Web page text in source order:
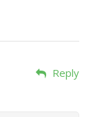
Reply